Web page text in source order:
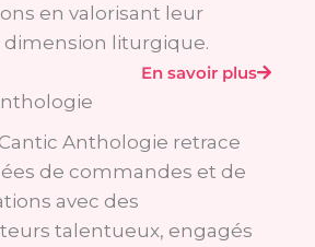
en valorisant leur
dimension liturgique.
En savoir plus
Anthologie retrace
de commandes et de
avec des
talentueux, engagés